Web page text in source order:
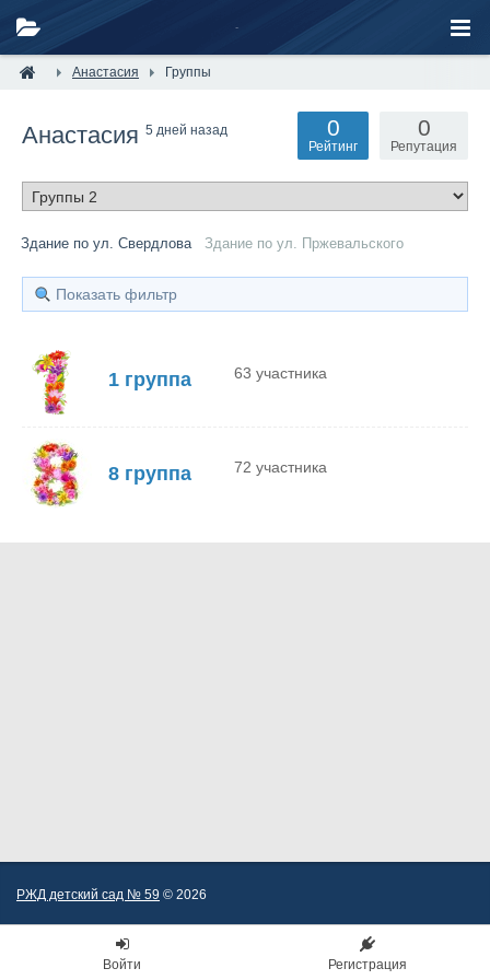
Анастасия Группы
Анастасия 5 дней назад 0
Репутация
0
Рейтинг
Здание по ул. Свердлова Здание по ул. Пржевальского
Показать фильтр
1 группа 63 участника
8 группа 72 участника
РЖД детский сад № 59 © 2026
Войти Регистрация